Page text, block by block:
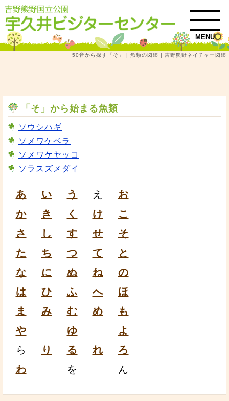
MENU
50音から探す「そ」 | 魚類の図鑑 | 吉野熊野ネイチャー図鑑
「そ」から始まる魚類
ソウシハギ
ソメワケベラ
ソメワケヤッコ
ソラスズメダイ
あ い う え
お
か
き く け
こ
さ
し す せ
そ
た
ち つ て
と
な
に ぬ ね
の
は
ひ ふ へ
ほ
ま
み む め
も
や
ゆ
よ
ら
り る れ
ろ
わ
を ん